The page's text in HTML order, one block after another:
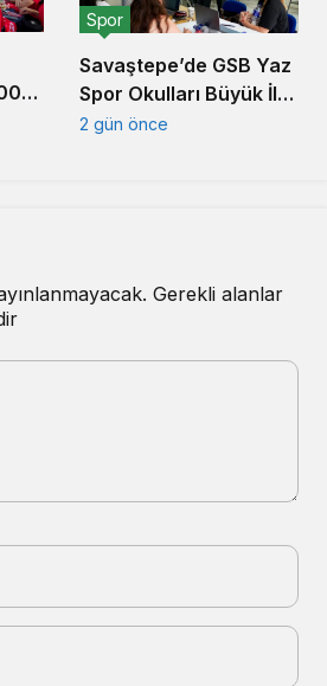
Savaştepe’de GSB Yaz
Spor Okulları Büyük İlgi
Gördü
Spor
2 gün önce
Gerekli alanlar